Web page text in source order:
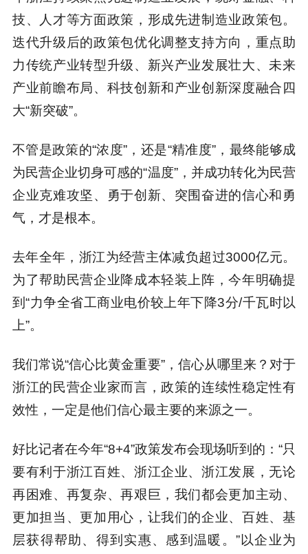
技、人才等方面政策，形成先进制造业政策包。
迭代升级后的政策包优化调整支持方向，重点助
力传统产业转型升级、新兴产业发展壮大、未来
产业前瞻布局、科技创新和产业创新深度融合四
大“新突破”。
不管是政策的“浓度”，还是“精准度”，最终能够成
为民营企业切身可感的“温度”，并成功转化为民营
企业克难攻坚、勇于创新、突围奋进的信心和勇
气，才是根本。
去年全年，浙江为经营主体减负超过3000亿元。
为了帮助民营企业降成本轻装上阵，今年明确提
到“力争全省工商业电价较上年下降3分/千瓦时以
上”。
我们常说“信心比黄金重要”，信心从哪里来？对于
浙江的民营企业家而言，政策的连续性稳定性有
效性，一定是他们信心最主要的来源之一。
好比记者在今年“8+4”政策发布会现场听到的：“只
要有利于浙江百姓、浙江企业、浙江发展，无论
再困难、再复杂、再艰巨，我们都会更加主动、
更加担当、更加用心，让我们的企业、百姓、基
层获得帮助、得到实惠、感到温暖。”以企业为